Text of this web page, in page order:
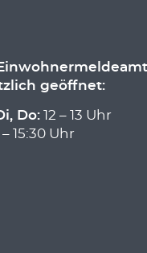
geöffnet:
Do:12 – 13 Uhr
15:30 Uhr